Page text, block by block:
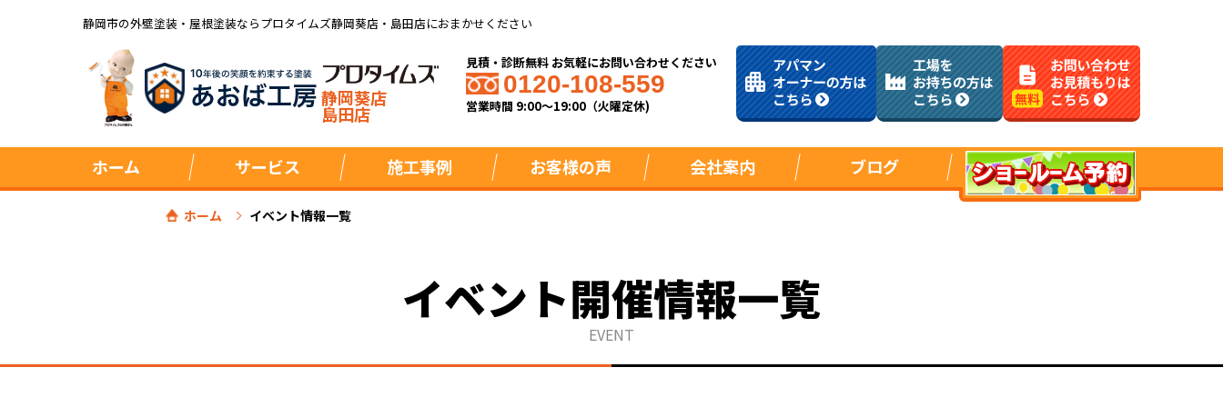
静岡市の外壁塗装・屋根塗装ならプロタイムズ静岡葵店・島田店におまかせください
静岡葵店
島田店
見積・診断無料 お気軽にお問い合わせください
0120-108-559
営業時間 9:00～19:00（火曜定休)
ホーム サービス 施工事例 お客様の声 会社案内 ブログ
ホーム イベント情報一覧
イベント開催情報一覧
EVENT